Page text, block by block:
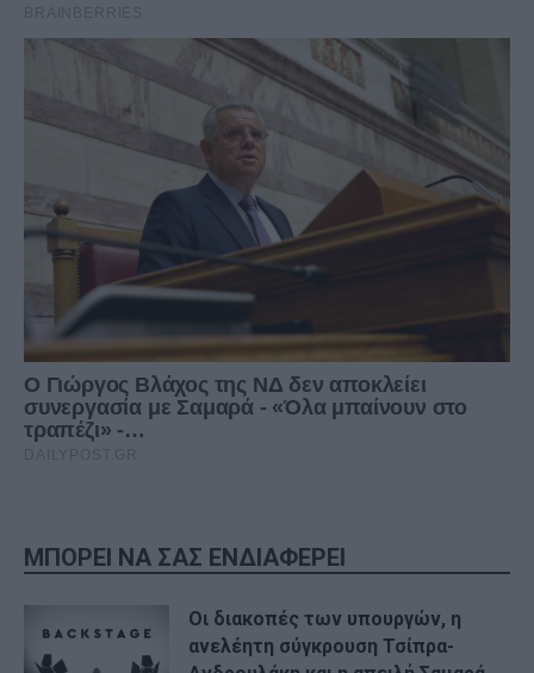
ΜΠΟΡΕΙ ΝΑ ΣΑΣ ΕΝΔΙΑΦΕΡΕΙ
Οι διακοπές των υπουργών, η
ανελέητη σύγκρουση Τσίπρα-